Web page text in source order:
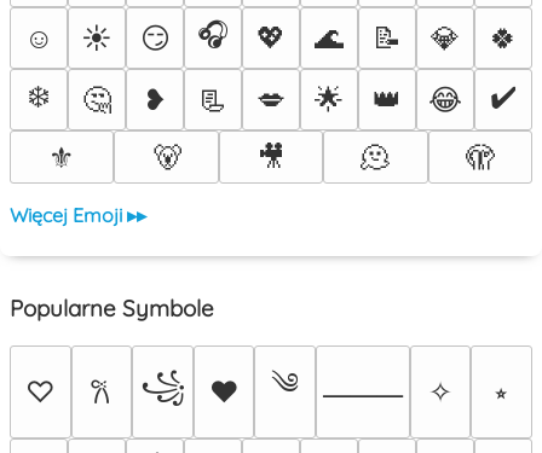
☺️
☀️ 😏 🎧 💖 🌊 📝 💎
🍀
❄️
🤔 ❥ 📃 💋 🌟 👑 😂
✔️
⚜️
🐻 🎥 🫠 🫣
Więcej Emoji ▸▸
Popularne Symbole
♡ 𐙚 ꧁ ♥ ༄ ⸻ ✧ ⭒